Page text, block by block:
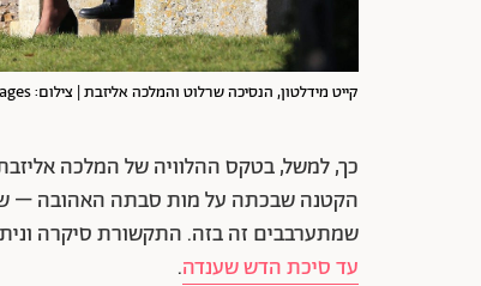
קייט מידלטון, הנסיכה שרלוט והמלכה אליזבת | צילום: Stephen Pond/Getty Images
הקטנה שבכתה על מות סבתה האהובה –
שמתערבבים זה בזה. התקשורת סיקרה
עד סיכת הדש שענדה.